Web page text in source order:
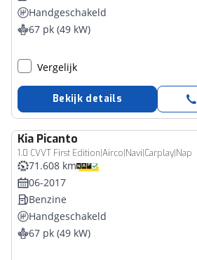
Handgeschakeld
67 pk (49 kW)
Vergelijk
Bekijk details
Kia Picanto
1.0 CVVT First Edition|Airco|Navi|Carplay|Nap
71.608 km
06-2017
Benzine
Handgeschakeld
67 pk (49 kW)